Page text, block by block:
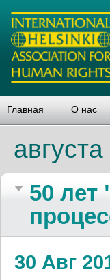
Главная О нас
50 лет
30 Авг